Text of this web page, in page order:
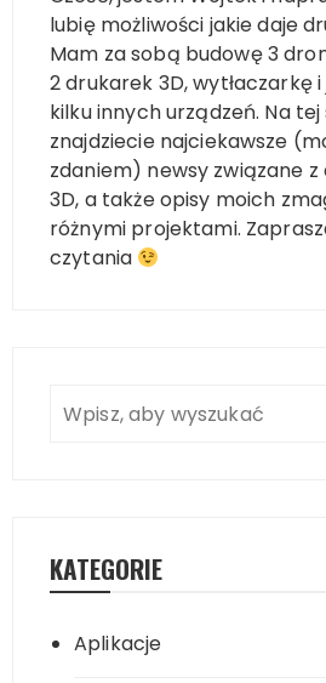
lubię możliwości jakie daje
Mam za sobą budowę 3
2 drukarek 3D, wytłaczarkę
kilku innych urządzeń. Na
znajdziecie najciekawsze
zdaniem) newsy związane z
3D, a także opisy moich
różnymi projektami.
czytania
KATEGORIE
Aplikacje